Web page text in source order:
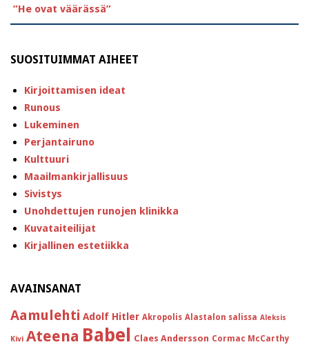
”He ovat väärässä”
SUOSITUIMMAT AIHEET
Kirjoittamisen ideat
Runous
Lukeminen
Perjantairuno
Kulttuuri
Maailmankirjallisuus
Sivistys
Unohdettujen runojen klinikka
Kuvataiteilijat
Kirjallinen estetiikka
AVAINSANAT
Aamulehti Adolf Hitler Akropolis Alastalon salissa Aleksis
Kivi Ateena Babel Claes Andersson Cormac McCarthy